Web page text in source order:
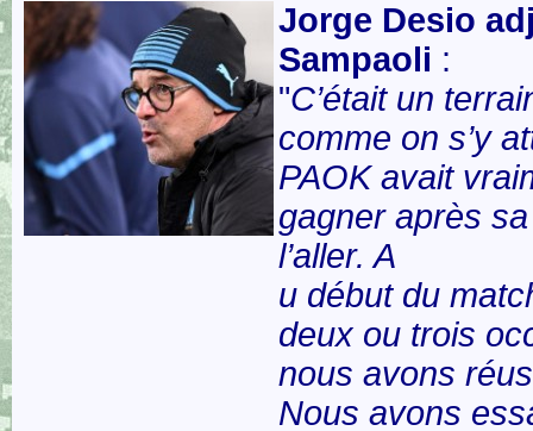
Jorge Desio
Sampaoli :
"C’était un
comme on s’y
PAOK avait
gagner après
l’aller. A
u début du
deux ou trois
nous avons
Nous avons